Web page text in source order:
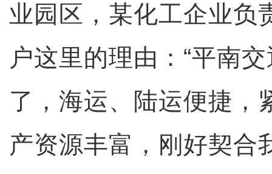
业园区，某化工企业负
户这里的理由：“平南
了，海运、陆运便捷，
产资源丰富，刚好契合